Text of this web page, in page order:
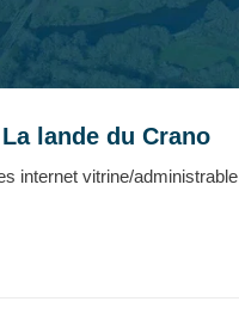
La lande du Crano
internet vitrine/administrable